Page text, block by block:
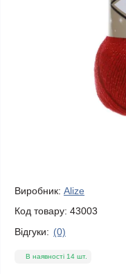
Виробник: Alize
Код товару: 43003
Відгуки: (0)
В наявності 14 шт.